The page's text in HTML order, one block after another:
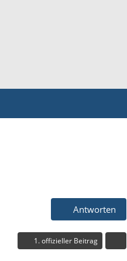
Antworten
1. offizieller Beitrag